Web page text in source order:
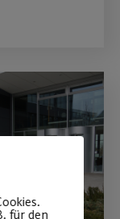
für den